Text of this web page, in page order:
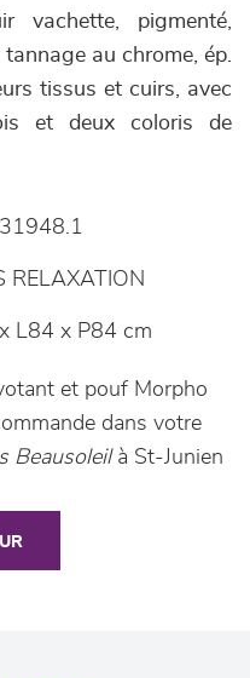
vachette, pigmenté,
au chrome, ép.
tissus et cuirs, avec
et deux coloris de
31948.1
RELAXATION
L84 x P84 cm
et pouf Morpho
dans votre
Beausoleilà St-Junien